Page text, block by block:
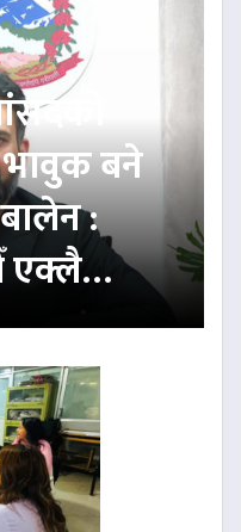
बने
बालेन :
एक्लै…